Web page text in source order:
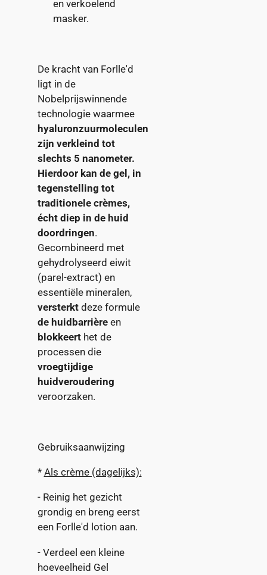
en verkoelend
masker.
De kracht van Forlle'd
ligt in de
Nobelprijswinnende
technologie waarmee
hyaluronzuurmoleculen
zijn verkleind tot
slechts 5 nanometer.
Hierdoor kan de gel, in
tegenstelling tot
traditionele crèmes,
écht diep in de huid
doordringen.
Gecombineerd met
gehydrolyseerd eiwit
(parel-extract) en
essentiële mineralen,
versterktdeze formule
de huidbarrièreen
blokkeerthet de
processen die
vroegtijdige
huidveroudering
veroorzaken.
Gebruiksaanwijzing
* Als crème (dagelijks):
- Reinig het gezicht
grondig en breng eerst
een Forlle'd lotion aan.
- Verdeel een kleine
hoeveelheid Gel